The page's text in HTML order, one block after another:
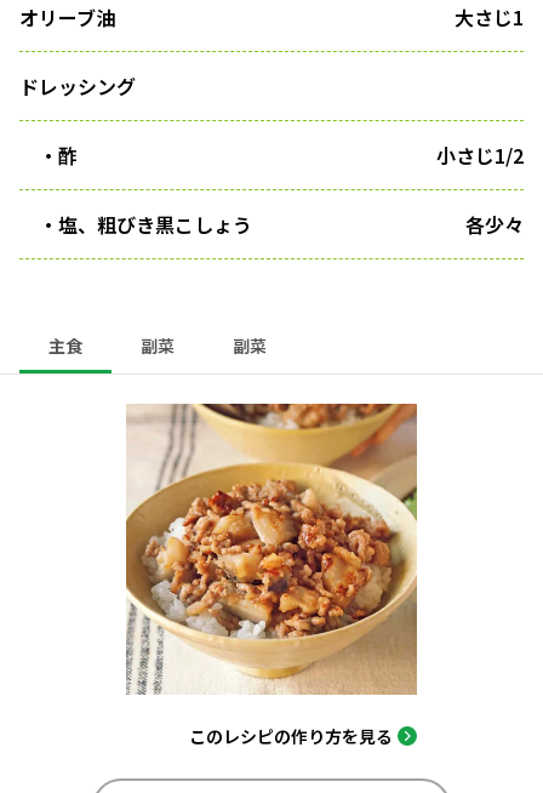
オリーブ油 大さじ1
ドレッシング
・酢 小さじ1/2
・塩、粗びき黒こしょう 各少々
主食 副菜 副菜
このレシピの作り方を見る